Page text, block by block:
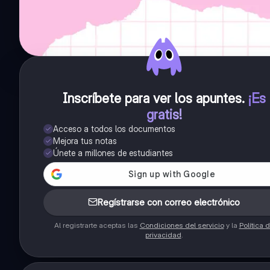
Inscríbete para ver los apuntes. ¡Es
gratis!
Acceso a todos los documentos
Mejora tus notas
Únete a millones de estudiantes
Regístrarse con correo electrónico
Al registrarte aceptas las Condiciones del servicioy la Política
privacidad.